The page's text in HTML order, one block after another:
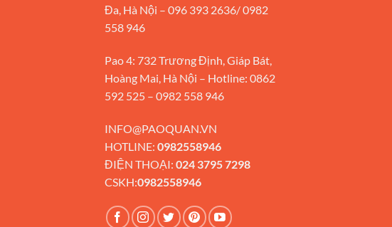
Đa, Hà Nội – 096 393 2636/ 0982
558 946
Pao 4: 732 Trương Định, Giáp Bát,
Hoàng Mai, Hà Nội – Hotline: 0862
592 525 – 0982 558 946
INFO@PAOQUAN.VN
HOTLINE: 0982558946
ĐIỆN THOẠI: 024 3795 7298
CSKH:0982558946